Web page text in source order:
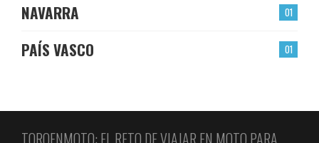
01
NAVARRA
01
PAÍS VASCO
TOROENMOTO: EL RETO DE VIAJAR EN MOTO PARA